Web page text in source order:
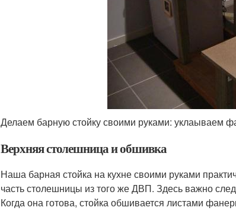
Делаем барную стойку своими руками: уклаываем
Верхняя столешница и обшивка
Наша барная стойка на кухне своими руками
часть столешницы из того же ДВП. Здесь важно
Когда она готова, стойка обшивается листами